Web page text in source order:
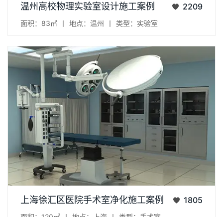
温州高校物理实验室设计施工案例 2209
面积：83㎡ 丨 地点：温州 丨 类型：实验室
120㎡...
上海徐汇区医院手术室净化施工案例 1805